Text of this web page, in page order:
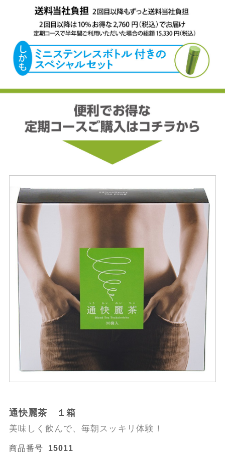
通快麗茶 １箱
美味しく飲んで、毎朝スッキリ体験！
商品番号 15011